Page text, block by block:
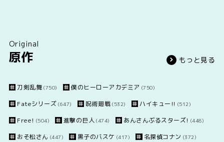
Original
原作 もっと見る
刀剣乱舞 (750) 僕のヒーローアカデミア (750)
Fateシリーズ (647) 呪術廻戦 (532) ハイキュー!! (512)
Free! (504) 進撃の巨人 (474) あんさんぶるスターズ! (448)
おそ松さん (447) 黒子のバスケ (417) 名探偵コナン (372)